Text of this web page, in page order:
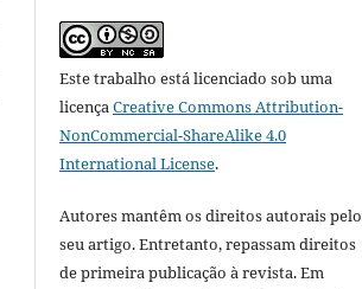
Este trabalho está licenciado sob uma
licençaCreative Commons Attribution-
NonCommercial-ShareAlike 4.0
International License.
Autores mantêm os direitos autorais pelo
seu artigo. Entretanto, repassam direitos
de primeira publicação à revista. Em